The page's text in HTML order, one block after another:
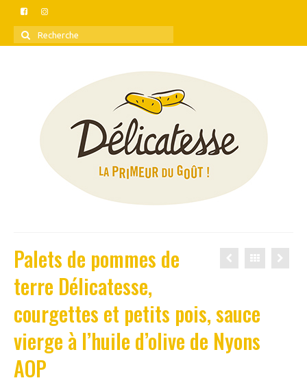
Rechercher
:
Palets de pommes de
terre Délicatesse,
courgettes et petits pois, sauce
vierge à l’huile d’olive de Nyons
AOP